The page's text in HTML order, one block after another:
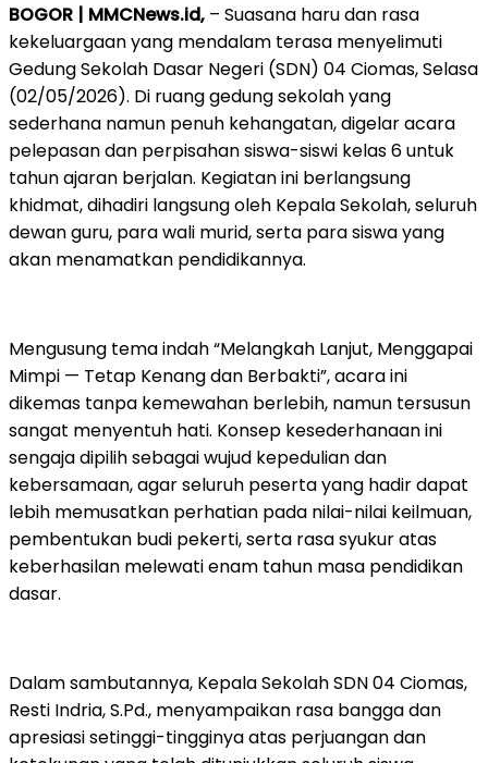
BOGOR | MMCNews.id, – Suasana haru dan rasa
kekeluargaan yang mendalam terasa menyelimuti
Gedung Sekolah Dasar Negeri (SDN) 04 Ciomas, Selasa
(02/05/2026). Di ruang gedung sekolah yang
sederhana namun penuh kehangatan, digelar acara
pelepasan dan perpisahan siswa-siswi kelas 6 untuk
tahun ajaran berjalan. Kegiatan ini berlangsung
khidmat, dihadiri langsung oleh Kepala Sekolah, seluruh
dewan guru, para wali murid, serta para siswa yang
akan menamatkan pendidikannya.
Mengusung tema indah “Melangkah Lanjut, Menggapai
Mimpi — Tetap Kenang dan Berbakti”, acara ini
dikemas tanpa kemewahan berlebih, namun tersusun
sangat menyentuh hati. Konsep kesederhanaan ini
sengaja dipilih sebagai wujud kepedulian dan
kebersamaan, agar seluruh peserta yang hadir dapat
lebih memusatkan perhatian pada nilai-nilai keilmuan,
pembentukan budi pekerti, serta rasa syukur atas
keberhasilan melewati enam tahun masa pendidikan
dasar.
Dalam sambutannya, Kepala Sekolah SDN 04 Ciomas,
Resti Indria, S.Pd., menyampaikan rasa bangga dan
apresiasi setinggi-tingginya atas perjuangan dan